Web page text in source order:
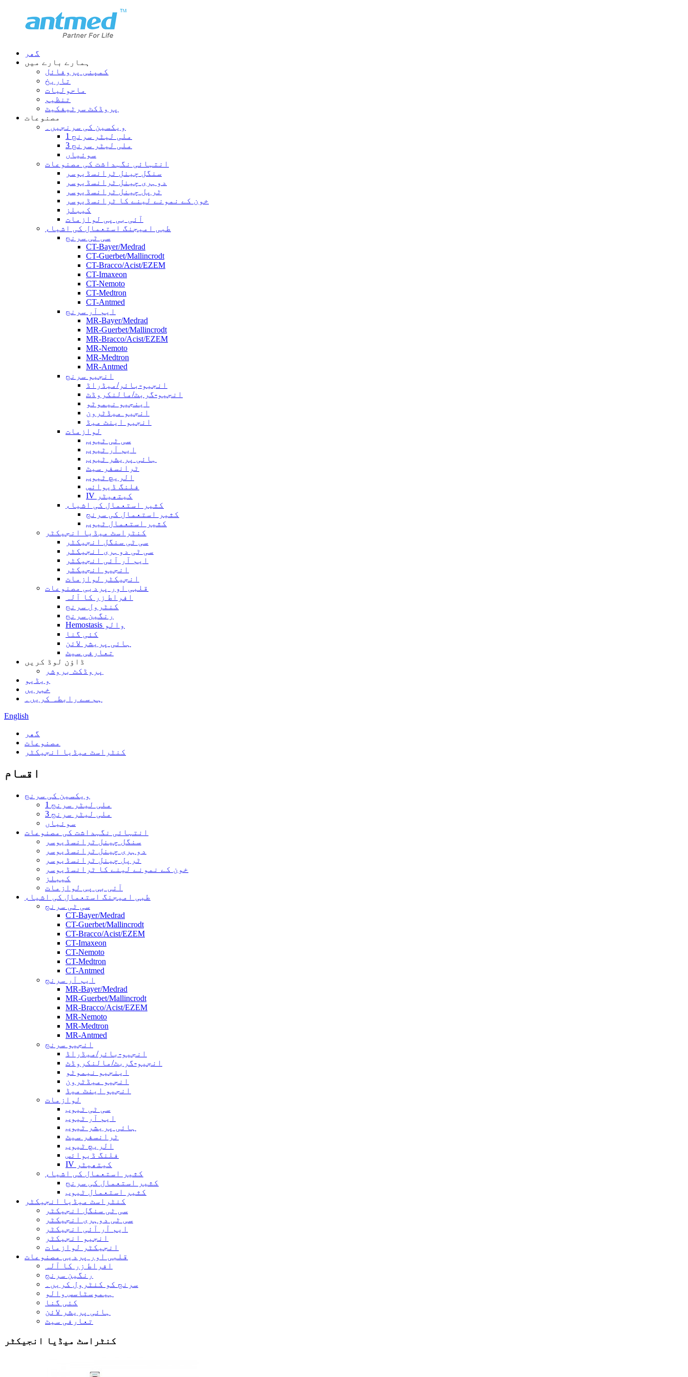
گھر
ہمارے بارے میں
کمپنی پروفائل
تاریخ
ماحولیات
تنظیم
پروڈکٹ سرٹیفکیٹ
مصنوعات
ویکسین کی سرنجیں۔
1 ملی لیٹر سرنج
3 ملی لیٹر سرنج
سوئیاں
انتہائی نگہداشت کی مصنوعات
سنگل چینل ٹرانسڈیوسر
دوہری چینل ٹرانسڈیوسر
ٹرپل چینل ٹرانسڈیوسر
خون کے نمونے لینے کا ٹرانسڈیوسر
کیبلز
آئی بی پی لوازمات
طبی امیجنگ استعمال کی اشیاء
سی ٹی سرنج
CT-Bayer/Medrad
CT-Guerbet/Mallincrodt
CT-Bracco/Acist/EZEM
CT-Imaxeon
CT-Nemoto
CT-Medtron
CT-Antmed
ایم آر سرنج
MR-Bayer/Medrad
MR-Guerbet/Mallincrodt
MR-Bracco/Acist/EZEM
MR-Nemoto
MR-Medtron
MR-Antmed
انجیو سرنج
انجیو-بائر/میڈراڈ
انجیو-گربٹ/مالنکروڈٹ
اینجیو نیموٹو
انجیو میڈٹرون
انجیو اینٹ میڈ
لوازمات
سی ٹی ٹیوب
ایم آر ٹیوب
ہائی پریشر ٹیوب
ٹرانسفر سیٹ
الریچ ٹیوب
فلنگ ڈیوائس
IV کیتھیٹر
کثیر استعمال کی اشیاء
کثیر استعمال کی سرنج
کثیر استعمال ٹیوب
کنٹراسٹ میڈیا انجیکٹر
سی ٹی سنگل انجیکٹر
سی ٹی دوہری انجیکٹر
ایم آر آئی انجیکٹر
انجیو انجیکٹر
انجیکٹر لوازمات
قلبی اور پردیی مصنوعات
افراط زر کا آلہ
کنٹرول سرنج
رنگین سرنج
Hemostasis والو
کئی گنا
ہائی پریشر لائن
تعارفی سیٹ
ڈاؤن لوڈ کریں
پروڈکٹ بروشر
ویڈیو
خبریں
ہم سے رابطہ کریں۔
English
گھر
مصنوعات
کنٹراسٹ میڈیا انجیکٹر
اقسام
ویکسین کی سرنج
1 ملی لیٹر سرنج
3 ملی لیٹر سرنج
سوئیاں
انتہائی نگہداشت کی مصنوعات
سنگل چینل ٹرانسڈیوسر
دوہری چینل ٹرانسڈیوسر
ٹرپل چینل ٹرانسڈیوسر
خون کے نمونے لینے کا ٹرانسڈیوسر
کیبلز
آئی بی پی لوازمات
طبی امیجنگ استعمال کی اشیاء
سی ٹی سرنج
CT-Bayer/Medrad
CT-Guerbet/Mallincrodt
CT-Bracco/Acist/EZEM
CT-Imaxeon
CT-Nemoto
CT-Medtron
CT-Antmed
ایم آر سرنج
MR-Bayer/Medrad
MR-Guerbet/Mallincrodt
MR-Bracco/Acist/EZEM
MR-Nemoto
MR-Medtron
MR-Antmed
انجیو سرنج
انجیو-بائر/میڈراڈ
انجیو-گربٹ/مالنکروڈٹ
اینجیو نیموٹو
انجیو میڈٹرون
انجیو اینٹ میڈ
لوازمات
سی ٹی ٹیوب
ایم آر ٹیوب
ہائی پریشر ٹیوب
ٹرانسفر سیٹ
الریچ ٹیوب
فلنگ ڈیوائس
IV کیتھیٹر
کثیر استعمال کی اشیاء
کثیر استعمال کی سرنج
کثیر استعمال ٹیوب
کنٹراسٹ میڈیا انجیکٹر
سی ٹی سنگل انجیکٹر
سی ٹی دوہری انجیکٹر
ایم آر آئی انجیکٹر
انجیو انجیکٹر
انجیکٹر لوازمات
قلبی اور پردیی مصنوعات
افراط زر کا آلہ
رنگین سرنج
سرنج کو کنٹرول کریں۔
ہیموسٹاسس والو
کئی گنا
ہائی پریشر لائن
تعارفی سیٹ
کنٹراسٹ میڈیا انجیکٹر